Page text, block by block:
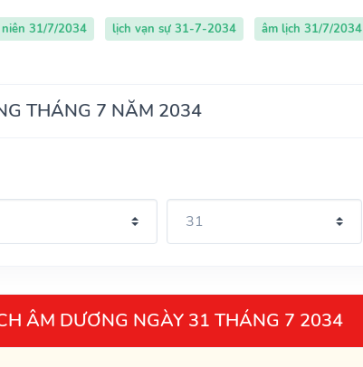
31/7/2034 lịch vạn sự 31-7-2034 âm lịch 31/7/2034
THÁNG 7 NĂM 2034
ÂM DƯƠNG NGÀY 31 THÁNG 7 2034